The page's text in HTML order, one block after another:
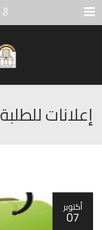
Menu
إعلانات للطلبة
أكتوبر
07